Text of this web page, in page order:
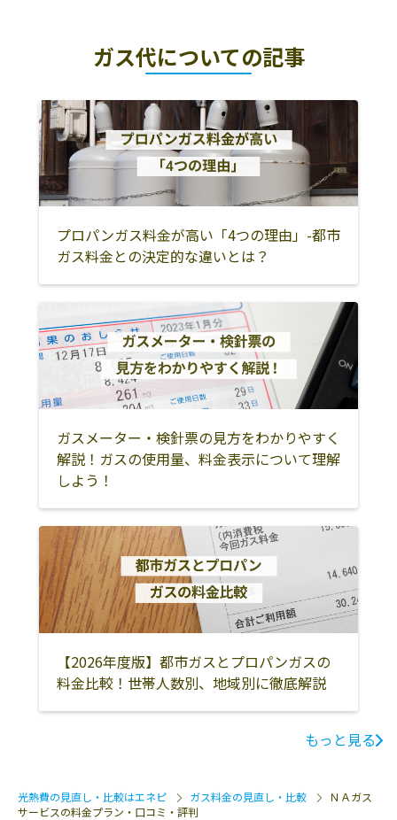
ガス代についての記事
プロパンガス料金が高い「4つの理由」-都市
ガス料金との決定的な違いとは？
ガスメーター・検針票の見方をわかりやすく
解説！ガスの使用量、料金表示について理解
しよう！
【2026年度版】都市ガスとプロパンガスの
料金比較！世帯人数別、地域別に徹底解説
もっと見る
光熱費の見直し・比較はエネピ ガス料金の見直し・比較
ＮＡガス
サービスの料金プラン・口コミ・評判